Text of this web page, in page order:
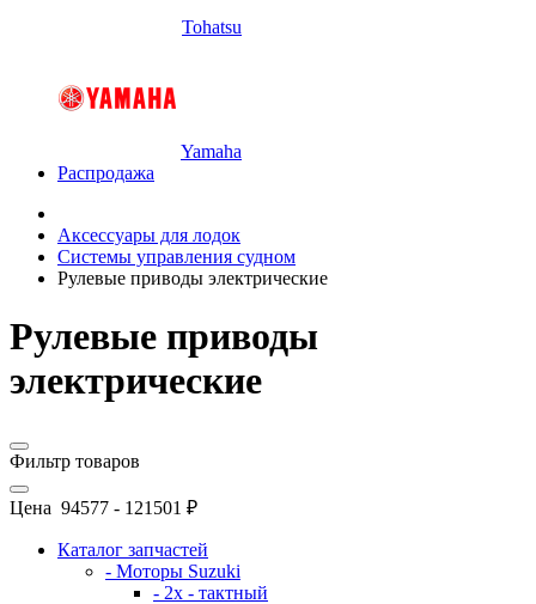
Tohatsu
Yamaha
Распродажа
Аксессуары для лодок
Системы управления судном
Рулевые приводы электрические
Рулевые приводы
электрические
Фильтр товаров
Цена 94577 - 121501 ₽
Каталог запчастей
- Моторы Suzuki
- 2x - тактный